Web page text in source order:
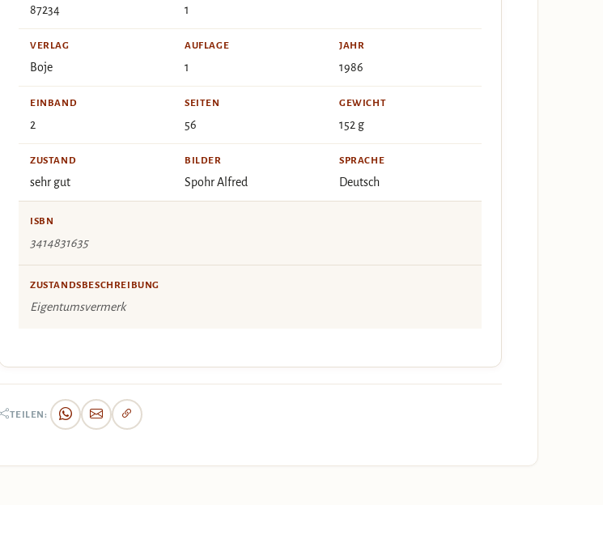
87234 1
VERLAG
Boje
AUFLAGE
1
JAHR
1986
EINBAND
2
SEITEN
56
GEWICHT
152 g
ZUSTAND
sehr gut
BILDER
Spohr Alfred
SPRACHE
Deutsch
ISBN
3414831635
ZUSTANDSBESCHREIBUNG
Eigentumsvermerk
TEILEN: